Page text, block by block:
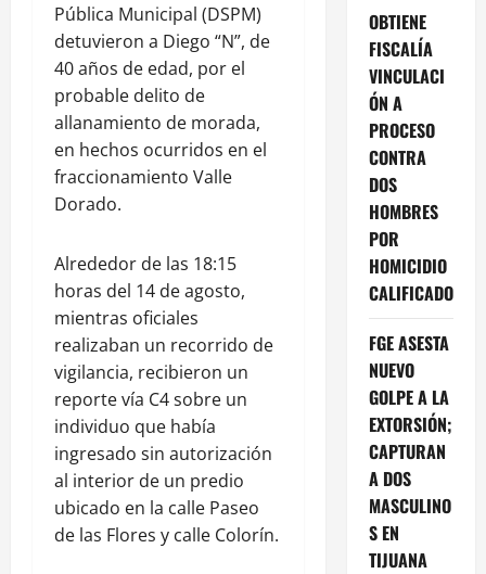
Pública Municipal (DSPM)
detuvieron a Diego “N”, de
40 años de edad, por el
probable delito de
allanamiento de morada,
en hechos ocurridos en el
fraccionamiento Valle
Dorado.
Alrededor de las 18:15
horas del 14 de agosto,
mientras oficiales
realizaban un recorrido de
vigilancia, recibieron un
reporte vía C4 sobre un
individuo que había
ingresado sin autorización
al interior de un predio
ubicado en la calle Paseo
de las Flores y calle Colorín.
OBTIENE
FISCALÍA
VINCULACI
ÓN A
PROCESO
CONTRA
DOS
HOMBRES
POR
HOMICIDIO
CALIFICADO
FGE ASESTA
NUEVO
GOLPE A LA
EXTORSIÓN;
CAPTURAN
A DOS
MASCULINO
S EN
TIJUANA